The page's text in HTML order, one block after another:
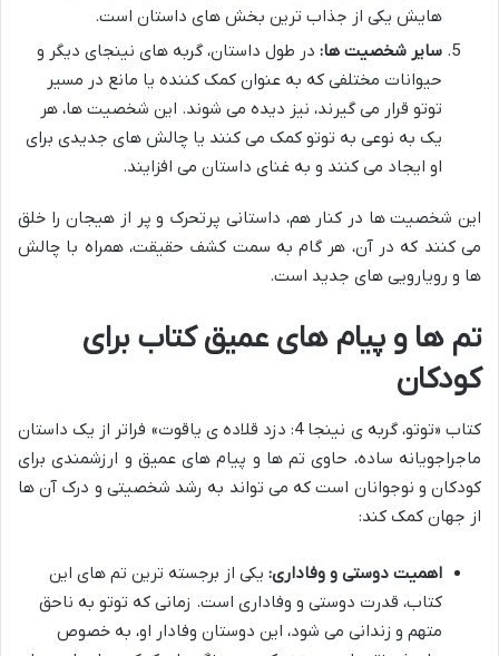
هایش یکی از جذاب ترین بخش های داستان است.
سایر شخصیت ها: در طول داستان، گربه های نینجای دیگر و
حیوانات مختلفی که به عنوان کمک کننده یا مانع در مسیر
توتو قرار می گیرند، نیز دیده می شوند. این شخصیت ها، هر
یک به نوعی به توتو کمک می کنند یا چالش های جدیدی برای
او ایجاد می کنند و به غنای داستان می افزایند.
این شخصیت ها در کنار هم، داستانی پرتحرک و پر از هیجان را خلق
می کنند که در آن، هر گام به سمت کشف حقیقت، همراه با چالش
ها و رویارویی های جدید است.
تم ها و پیام های عمیق کتاب برای
کودکان
کتاب «توتو، گربه ی نینجا 4: دزد قلاده ی یاقوت» فراتر از یک داستان
ماجراجویانه ساده، حاوی تم ها و پیام های عمیق و ارزشمندی برای
کودکان و نوجوانان است که می تواند به رشد شخصیتی و درک آن ها
از جهان کمک کند:
اهمیت دوستی و وفاداری: یکی از برجسته ترین تم های این
کتاب، قدرت دوستی و وفاداری است. زمانی که توتو به ناحق
متهم و زندانی می شود، این دوستان وفادار او، به خصوص